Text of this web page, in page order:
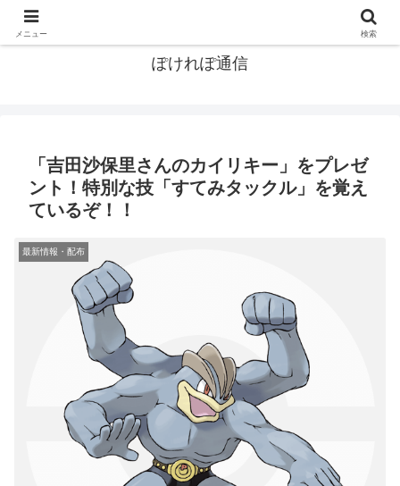
ぽけれぽ通信
「吉田沙保里さんのカイリキー」をプレゼ
ント！特別な技「すてみタックル」を覚え
ているぞ！！
最新情報・配布
メニュー 検索